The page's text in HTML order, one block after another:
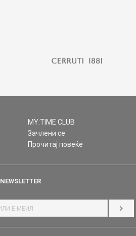
MY:TIME CLUB
Зачлени се
Прочитај повеќе
NEWSLETTER